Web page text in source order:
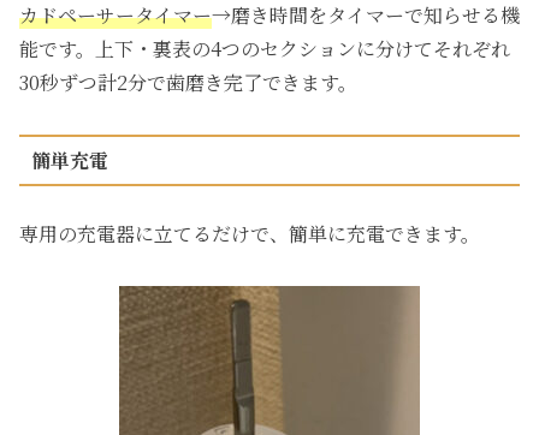
カドペーサータイマー→磨き時間をタイマーで知らせる機
能です。上下・裏表の4つのセクションに分けてそれぞれ
30秒ずつ計2分で歯磨き完了できます。
簡単充電
専用の充電器に立てるだけで、簡単に充電できます。